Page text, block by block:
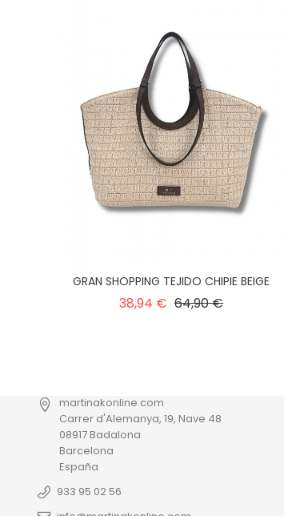
GRAN SHOPPING TEJIDO CHIPIE BEIGE
38,94 € Precio
64,90 €Precio
martinakonline.com
Carrer d'Alemanya, 19, Nave 48
08917 Badalona
Barcelona
España
933 95 02 56